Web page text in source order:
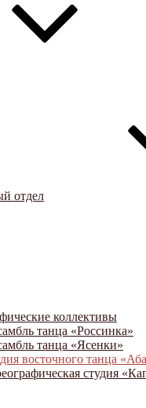
отдел
коллективы
танца «Россинка»
танца «Ясенки»
восточного танца
студия